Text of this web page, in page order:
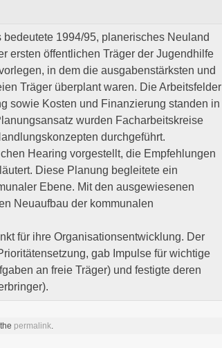
1994/95, planerisches Neuland
ersten öffentlichen Träger der Jugendhilfe
in dem die ausgabenstärksten und
Träger überplant waren. Die Arbeitsfelder
sowie Kosten und Finanzierung standen in
wurden Facharbeitskreise
durchgeführt.
Hearing vorgestellt, die Empfehlungen
Diese Planung begleitete ein
Ebene. Mit den ausgewiesenen
Neuaufbau der kommunalen
für ihre Organisationsentwicklung. Der
gab Impulse für wichtige
an freie Träger) und festigte deren
permalink.